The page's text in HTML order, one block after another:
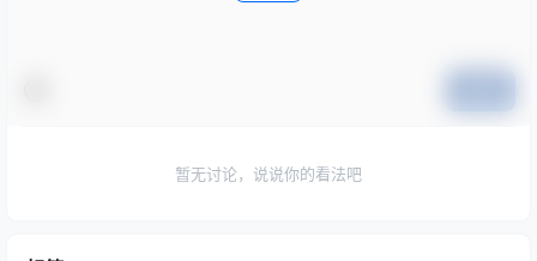
暂无讨论，说说你的看法吧